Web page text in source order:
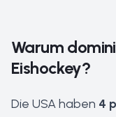
Warum
Eishockey?
Die USA haben 4